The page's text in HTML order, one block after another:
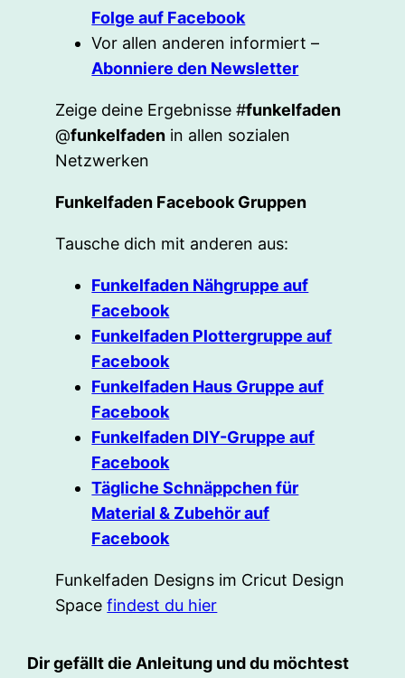
Folge auf Facebook
Vor allen anderen informiert –
Abonniere den Newsletter
Zeige deine Ergebnisse #funkelfaden
@funkelfaden in allen sozialen
Netzwerken
Funkelfaden Facebook Gruppen
Tausche dich mit anderen aus:
Funkelfaden Nähgruppe auf
Facebook
Funkelfaden Plottergruppe auf
Facebook
Funkelfaden Haus Gruppe auf
Facebook
Funkelfaden DIY-Gruppe auf
Facebook
Tägliche Schnäppchen für
Material & Zubehör auf
Facebook
Funkelfaden Designs im Cricut Design
Spacefindest du hier
Dir gefällt die Anleitung und du möchtest